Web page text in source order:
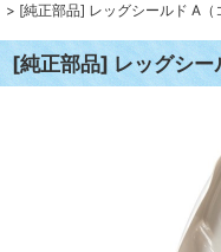
> [純正部品] レッグシールド A（
[純正部品] レッグシー